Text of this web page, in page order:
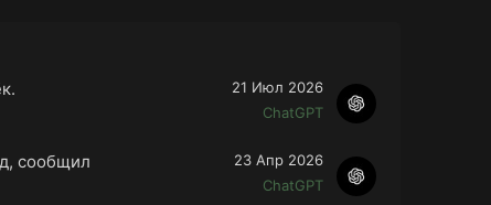
21 Июл 2026
ChatGPT
сообщил
23 Апр 2026
ChatGPT